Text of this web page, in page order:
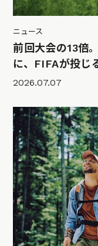
ニュース
前回大会の13倍
に、FIFAが投じ
2026.07.07